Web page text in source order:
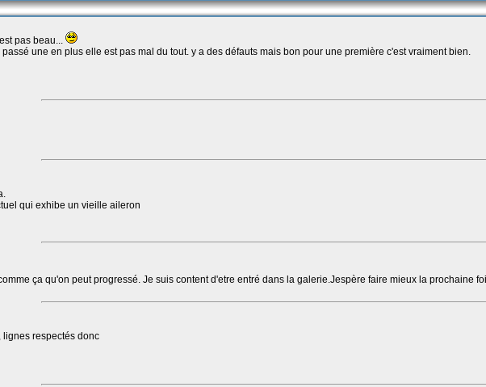
pas beau...
une en plus elle est pas mal du tout. y a des défauts mais bon pour une première c'est vraiment bien.
qui exhibe un vieille aileron
ça qu'on peut progressé. Je suis content d'etre entré dans la galerie.Jespère faire mieux la prochaine
lignes respectés donc